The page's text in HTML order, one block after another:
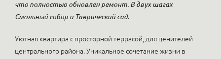
что полностью обновлен ремонт. В двух шагах
Смольный собор и Таврический сад.
Уютная квартира с просторной террасой, для ценителей
центрального района. Уникальное сочетание жизни в